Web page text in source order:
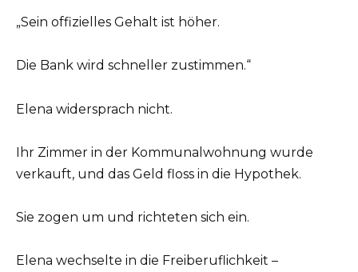
„Sein offizielles Gehalt ist höher.
Die Bank wird schneller zustimmen.“
Elena widersprach nicht.
Ihr Zimmer in der Kommunalwohnung wurde
verkauft, und das Geld floss in die Hypothek.
Sie zogen um und richteten sich ein.
Elena wechselte in die Freiberuflichkeit –